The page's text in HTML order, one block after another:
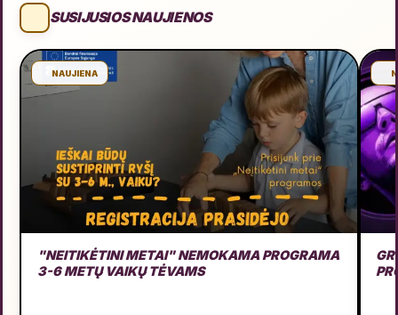
SUSIJUSIOS NAUJIENOS
NAUJIENA
"NEITIKĖTINI METAI" NEMOKAMA PROGRAMA
3-6 METŲ VAIKŲ TĖVAMS